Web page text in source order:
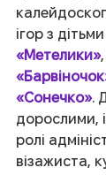
ігор з
«Метелики»
«Сонечко».
дорослими,
ролі
візажиста,